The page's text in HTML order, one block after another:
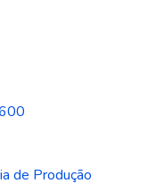
de Produção